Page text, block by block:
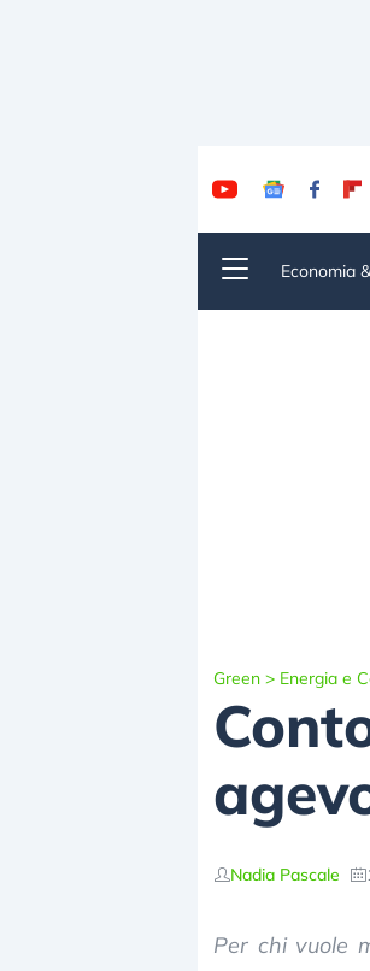
Economia
Green > Energia e
Nadia Pascale
Per chi vuole